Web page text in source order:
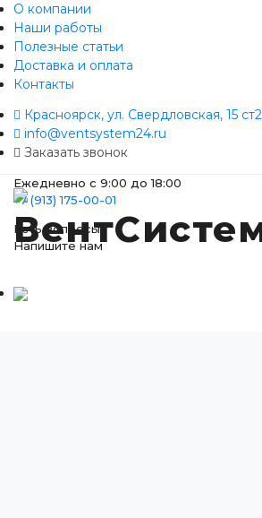
О компании
Наши работы
Полезные статьи
Доставка и оплата
Контакты
Красноярск, ул. Свердловская, 15
info@ventsystem24.ru
Заказать звонок
Ежедневно с 9:00 до 18:00
+7 (913) 175-00-01
Есть вопросы?
Напишите нам